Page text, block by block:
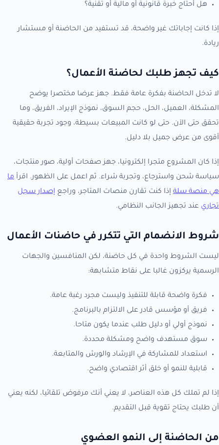
هل أحتاج خبرة قانونية أو مالية أو تقنية؟
إذا كانت إجاباتك غير واضحة، قد تستفيد من الحاضنة أو مستشار
ريادة.
كيف تجهز طلبك لحاضنة الأعمال؟
لا تدخل الحاضنة بفكرة عامة فقط. جهز عرضا مختصرا يوضح
المشكلة، العميل، الحل، حجم السوق، نموذج الإيراد، الفريق، وما
تحقق حتى الآن. حتى لو كانت المبيعات بسيطة، وجود تجربة حقيقية
أقوى من عرض جميل بلا دليل.
إذا كان المشروع متجرا إلكترونيا، جهز صفحات أولية، صور منتجات،
سياسة شحن واسترجاع، وتجربة شراء. ثم اعمل على الظهور. اقرأ ما
هي منصة سلة إذا كنت تقارن منصات المتاجر، وراجع إصدار سجل
تجاري عند تجهيز الجانب النظامي.
شروط الانضمام التي تتكرر في حاضنات الأعمال
ليست الشروط واحدة في كل حاضنة، لكن المنافسين والجهات
الرسمية يركزون غالبا على نقاط متشابهة:
فكرة واضحة قابلة للتنفيذ وليست مجرد رغبة عامة.
فريق أو مؤسس قادر على الالتزام بالبرنامج.
نموذج أولي أو دليل طلب عندما يكون متاحا.
سوق مستهدف واضح ومشكلة محددة.
استعداد للمشاركة في الإرشاد والورش والمتابعة.
قابلية للنمو أو خلق أثر اقتصادي واضح.
إذا لم تملك كل هذه العناصر، لا يعني أنك مرفوض تلقائيا، لكنه يعني
أن طلبك يحتاج تقوية قبل التقديم.
من الحاضنة إلى النمو العضوي